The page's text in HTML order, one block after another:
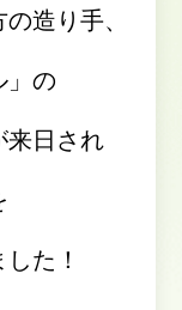
造り手、
」の
来日され
た！